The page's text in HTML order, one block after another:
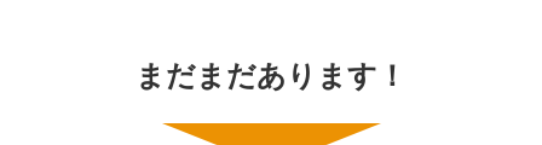
まだまだあります！